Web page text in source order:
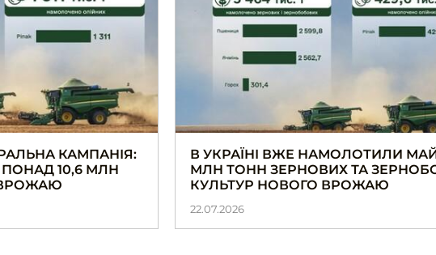
КАМПАНІЯ:
10,6 МЛН
В УКРАЇНІ ВЖЕ НАМОЛОТИЛИ
МЛН ТОНН ЗЕРНОВИХ ТА
КУЛЬТУР НОВОГО ВРОЖАЮ
22.07.2026